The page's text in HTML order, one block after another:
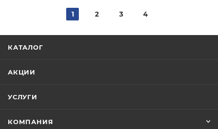
1 2 3 4
КАТАЛОГ
АКЦИИ
УСЛУГИ
КОМПАНИЯ